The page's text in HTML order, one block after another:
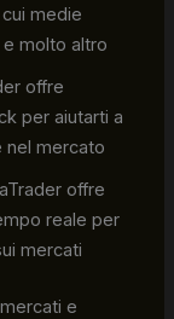
medie
molto altro
offre
per aiutarti a
nel mercato
offre
reale per
mercati
e